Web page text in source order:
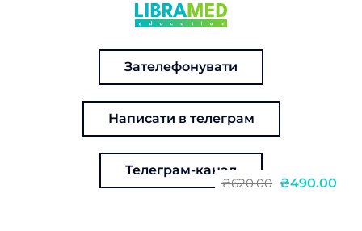
₴620.00 ₴490.00
Зателефонувати
Написати в телеграм
Телеграм-канал